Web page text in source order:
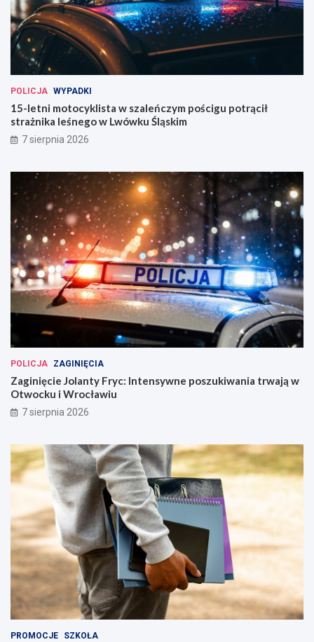
POLICJA WYPADKI
15-letni motocyklista w szaleńczym pościgu potrącił
strażnika leśnego w Lwówku Śląskim
7 sierpnia 2026
POLICJA ZAGINIĘCIA
Zaginięcie Jolanty Fryc: Intensywne poszukiwania trwają w
Otwocku i Wrocławiu
7 sierpnia 2026
PROMOCJE SZKOŁA